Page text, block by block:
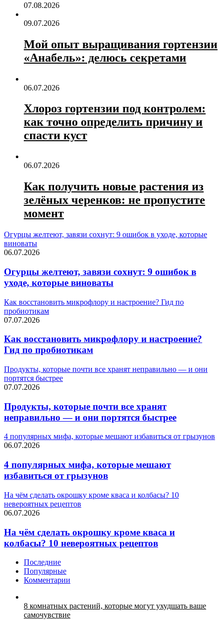
07.08.2026
09.07.2026
Мой опыт выращивания гортензии
«Анабель»: делюсь секретами
06.07.2026
Хлороз гортензии под контролем:
как точно определить причину и
спасти куст
06.07.2026
Как получить новые растения из
зелёных черенков: не пропустите
момент
Огурцы желтеют, завязи сохнут: 9 ошибок в уходе, которые
виноваты
06.07.2026
Огурцы желтеют, завязи сохнут: 9 ошибок в
уходе, которые виноваты
Как восстановить микрофлору и настроение? Гид по
пробиотикам
07.07.2026
Как восстановить микрофлору и настроение?
Гид по пробиотикам
Продукты, которые почти все хранят неправильно — и они
портятся быстрее
07.07.2026
Продукты, которые почти все хранят
неправильно — и они портятся быстрее
4 популярных мифа, которые мешают избавиться от грызунов
06.07.2026
4 популярных мифа, которые мешают
избавиться от грызунов
На чём сделать окрошку кроме кваса и колбасы? 10
невероятных рецептов
06.07.2026
На чём сделать окрошку кроме кваса и
колбасы? 10 невероятных рецептов
Последние
Популярные
Комментарии
8 комнатных растений, которые могут ухудшать ваше
самочувствие